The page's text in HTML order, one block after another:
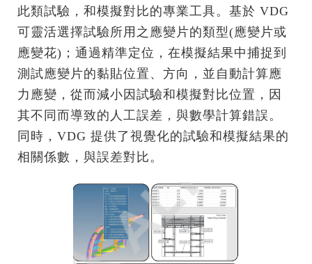
此類試驗，和模擬對比的專業工具。基於 VDG
可靈活選擇試驗所用之應變片的類型(應變片或
應變花)；通過精準定位，在模擬結果中捕捉到
測試應變片的黏貼位置、方向，並自動計算應
力應變，從而減小因試驗和模擬對比位置，因
其不同而導致的人工誤差，與數學計算錯誤。
同時，VDG 提供了視覺化的試驗和模擬結果的
相關係數，與誤差對比。